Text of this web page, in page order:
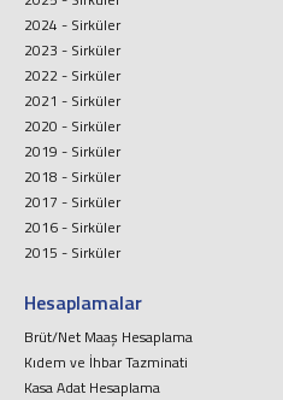
2024 - Sirküler
2023 - Sirküler
2022 - Sirküler
2021 - Sirküler
2020 - Sirküler
2019 - Sirküler
2018 - Sirküler
2017 - Sirküler
2016 - Sirküler
2015 - Sirküler
Hesaplamalar
Brüt/Net Maaş Hesaplama
Kıdem ve İhbar Tazminati
Kasa Adat Hesaplama